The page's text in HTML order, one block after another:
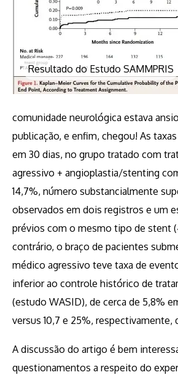
Resultado do Estudo SAMMPRIS
comunidade neurológica estava
publicação, e enfim, chegou! As
em 30 dias, no grupo tratado com
agressivo + angioplastia/stenting
14,7%, número substancialmente
observados em dois registros e um
prévios com o mesmo tipo de stent
contrário, o braço de pacientes
médico agressivo teve taxa de
inferior ao controle histórico de
(estudo WASID), de cerca de 5,8%
versus 10,7 e 25%, respectivamente,
A discussão do artigo é bem
questionamentos a respeito do